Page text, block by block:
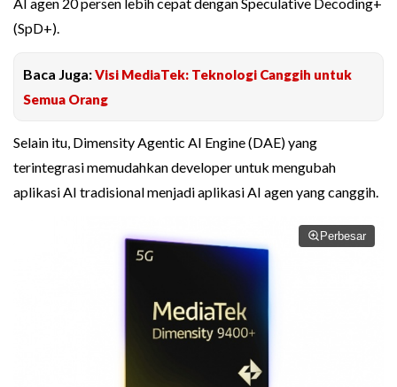
(SpD+).
Baca Juga:Visi MediaTek: Teknologi Canggih untuk
Semua Orang
Selain itu, Dimensity Agentic AI Engine (DAE) yang
terintegrasi memudahkan developer untuk mengubah
aplikasi AI tradisional menjadi aplikasi AI agen yang canggih.
Perbesar